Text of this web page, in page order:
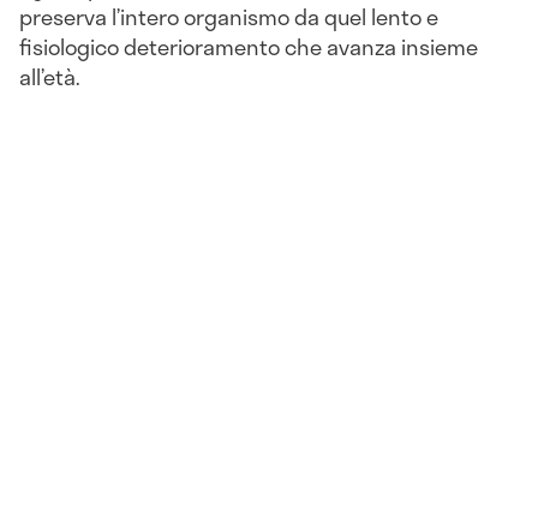
preserva l’intero organismo da quel lento e
fisiologico deterioramento che avanza insieme
all’età.